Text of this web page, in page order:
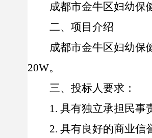
成都市金牛区妇幼保
二、项目介绍
成都市金牛区妇幼保
20W。
三、投标人要求：
1. 具有独立承担民事
2. 具有良好的商业信